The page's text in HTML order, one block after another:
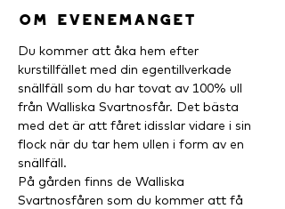
Om evenemanget
Du kommer att åka hem efter
kurstillfället med din egentillverkade
snällfäll som du har tovat av 100% ull
från Walliska Svartnosfår. Det bästa
med det är att fåret idisslar vidare i sin
flock när du tar hem ullen i form av en
snällfäll.
På gården finns de Walliska
Svartnosfåren som du kommer att få